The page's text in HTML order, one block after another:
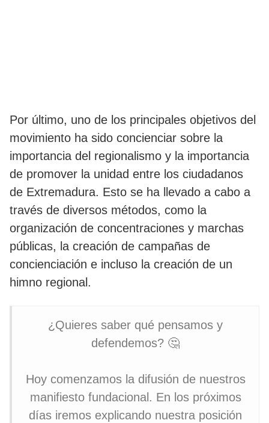
Por último, uno de los principales objetivos del
movimiento ha sido concienciar sobre la
importancia del regionalismo y la importancia
de promover la unidad entre los ciudadanos
de Extremadura. Esto se ha llevado a cabo a
través de diversos métodos, como la
organización de concentraciones y marchas
públicas, la creación de campañas de
concienciación e incluso la creación de un
himno regional.
¿Quieres saber qué pensamos y
defendemos? 🤔
Hoy comenzamos la difusión de nuestros
manifiesto fundacional. En los próximos
días iremos explicando nuestra posición